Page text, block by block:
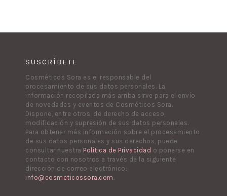
SUSCRÍBETE
Cosméticos Sora es el responsable del
procesamiento de sus datos personales. La
información recopilada más arriba sirve para el envío
de novedades y eventos de Cosméticos Sora.
Dispone, entre otros, de derecho de acceso,
modificación y supresión de sus datos personales.
Para obtener más información sobre el procesamiento
de sus datos personales y sus derechos, puede
consultar nuestra Política de Privacidad o ponerse en
contacto con nosotros a través de la siguiente
dirección de correo electrónico:
info@cosmeticossora.com .